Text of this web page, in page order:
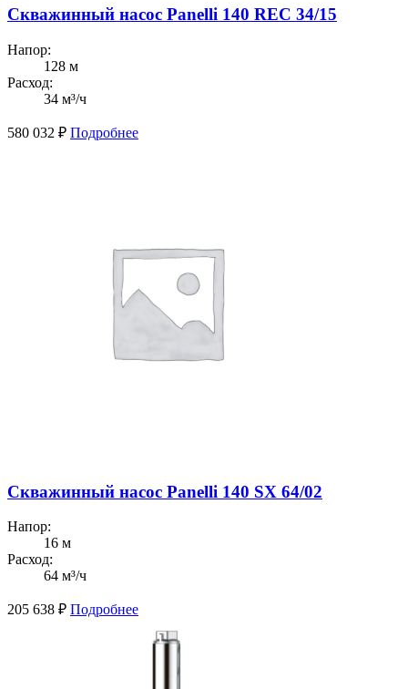
Скважинный насос Panelli 140 REC 34/15
Напор:
128 м
Расход:
34 м³/ч
580 032 ₽ Подробнее
Скважинный насос Panelli 140 SX 64/02
Напор:
16 м
Расход:
64 м³/ч
205 638 ₽ Подробнее